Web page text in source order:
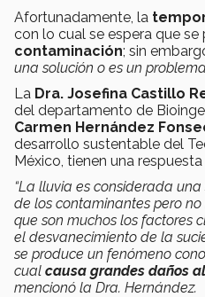
Afortunadamente, la
con lo cual se espera que se
contaminación; sin
una solución o es un
La Dra. Josefina Castillo
del departamento de
Carmen Hernández
desarrollo sustentable del
México, tienen una
“La lluvia es considerada
de los contaminantes pero
que son muchos los factores
el desvanecimiento de la
se produce un fenómeno
cual causa grandes daños
mencionó la Dra. Hernández.